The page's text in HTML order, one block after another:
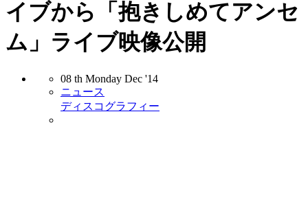
イブから「抱きしめてアンセ
ム」ライブ映像公開
08 th Monday Dec '14
ニュース
ディスコグラフィー